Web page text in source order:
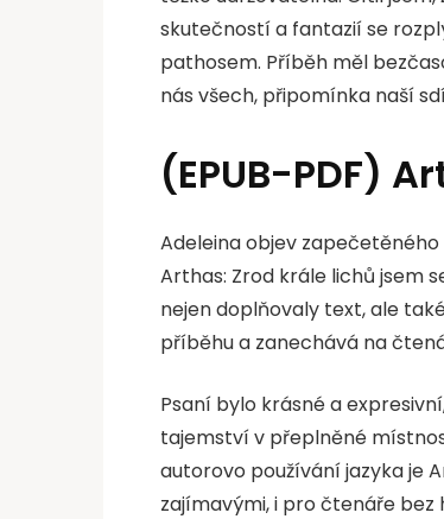
skutečností a fantazií se
pathosem. Příběh měl
nás všech, připomínka naší
(EPUB-PDF)
Adeleina objev
Arthas: Zrod krále lichů jsem
nejen doplňovaly text, ale
příběhu a zanechává na
Psaní bylo krásné a
tajemství v přeplněné
autorovo používání jazyka je
zajímavými, i pro čtenáře